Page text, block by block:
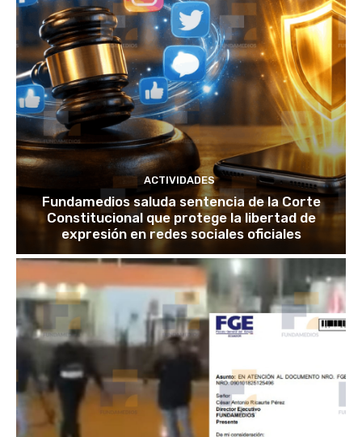
ACTIVIDADES
Fundamedios saluda sentencia de la Corte
Constitucional que protege la libertad de
expresión en redes sociales oficiales